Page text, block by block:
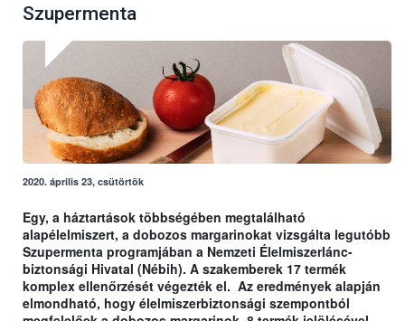
Szupermenta
2020. április 23, csütörtök
Egy, a háztartások többségében megtalálható
alapélelmiszert, a dobozos margarinokat vizsgálta legutóbb
Szupermenta programjában a Nemzeti Élelmiszerlánc-
biztonsági Hivatal (Nébih). A szakemberek 17 termék
komplex ellenőrzését végezték el. Az eredmények alapján
elmondható, hogy élelmiszerbiztonsági szempontból